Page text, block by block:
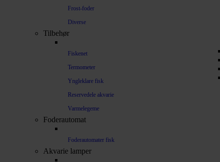
Frost-foder
Diverse
Tilbehør
Fiskenet
Termometer
Yngleklare fisk
Reservedele akvarie
Varmelegeme
Foderautomat
Foderautomater fisk
Akvarie lamper